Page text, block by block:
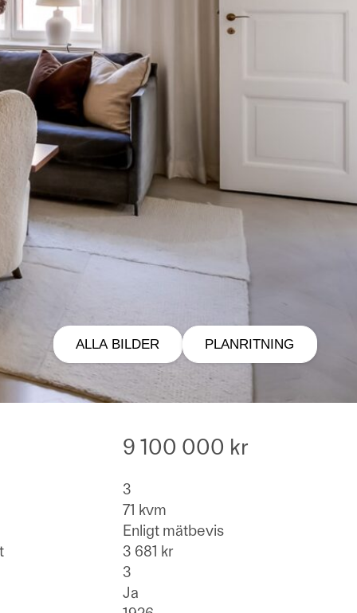
ALLA BILDER PLANRITNING
9 100 000 kr
3
71 kvm
Enligt mätbevis
3 681 kr
3
Ja